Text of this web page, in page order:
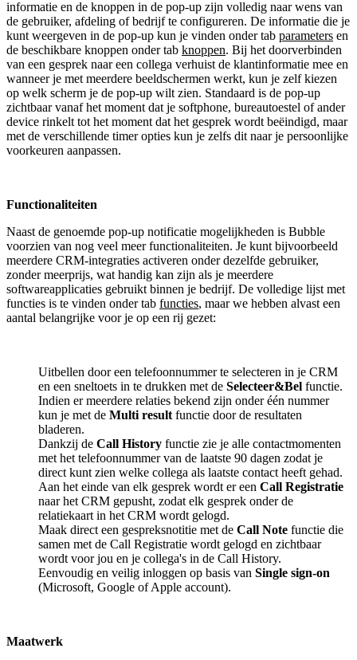
informatie en de knoppen in de pop-up zijn volledig naar wens van
de gebruiker, afdeling of bedrijf te configureren. De informatie die je
kunt weergeven in de pop-up kun je vinden onder tab parameters en
de beschikbare knoppen onder tab knoppen. Bij het doorverbinden
van een gesprek naar een collega verhuist de klantinformatie mee en
wanneer je met meerdere beeldschermen werkt, kun je zelf kiezen
op welk scherm je de pop-up wilt zien. Standaard is de pop-up
zichtbaar vanaf het moment dat je softphone, bureautoestel of ander
device rinkelt tot het moment dat het gesprek wordt beëindigd, maar
met de verschillende timer opties kun je zelfs dit naar je persoonlijke
voorkeuren aanpassen.
Functionaliteiten
Naast de genoemde pop-up notificatie mogelijkheden is Bubble
voorzien van nog veel meer functionaliteiten. Je kunt bijvoorbeeld
meerdere CRM-integraties activeren onder dezelfde gebruiker,
zonder meerprijs, wat handig kan zijn als je meerdere
softwareapplicaties gebruikt binnen je bedrijf. De volledige lijst met
functies is te vinden onder tab functies, maar we hebben alvast een
aantal belangrijke voor je op een rij gezet:
Uitbellen door een telefoonnummer te selecteren in je CRM
en een sneltoets in te drukken met de Selecteer&Bel functie.
Indien er meerdere relaties bekend zijn onder één nummer
kun je met de Multi result functie door de resultaten
bladeren.
Dankzij de Call History functie zie je alle contactmomenten
met het telefoonnummer van de laatste 90 dagen zodat je
direct kunt zien welke collega als laatste contact heeft gehad.
Aan het einde van elk gesprek wordt er een Call Registratie
naar het CRM gepusht, zodat elk gesprek onder de
relatiekaart in het CRM wordt gelogd.
Maak direct een gespreksnotitie met de Call Note functie die
samen met de Call Registratie wordt gelogd en zichtbaar
wordt voor jou en je collega's in de Call History.
Eenvoudig en veilig inloggen op basis van Single sign-on
(Microsoft, Google of Apple account).
Maatwerk